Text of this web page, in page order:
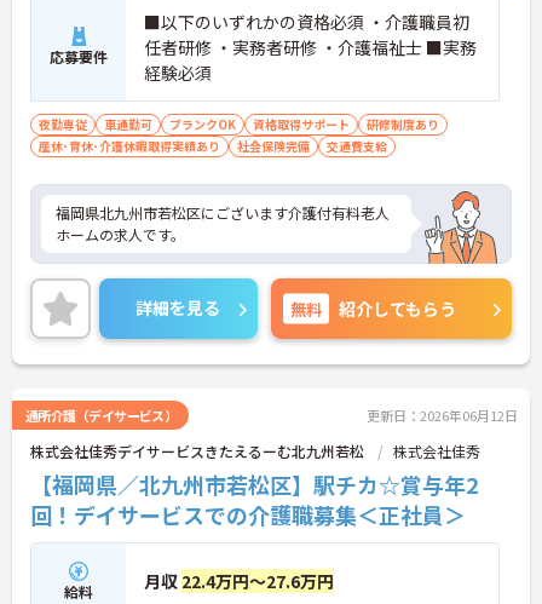
応募要件
■以下のいずれかの資格必須 ・介護職員初
任者研修 ・実務者研修 ・介護福祉士 ■実務
経験必須
夜勤専従 車通勤可 ブランクOK 資格取得サポート
研修制度あり
産休･育休･介護休暇取得実績あり
社会保険完備 交通費支給
福岡県北九州市若松区にございます介護付有料老人
ホームの求人です。
詳細を見る 無料 紹介してもらう
通所介護（デイサービス） 更新日：2026年06月12日
株式会社佳秀デイサービスきたえるーむ北九州若松 株式会社佳秀
【福岡県／北九州市若松区】駅チカ☆賞与年2
回！デイサービスでの介護職募集＜正社員＞
給料 月収 22.4万円～27.6万円